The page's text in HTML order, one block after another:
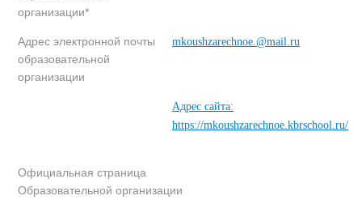
организации*
Адрес электронной почты
образовательной
организации
mkoushzarechnoe.@mail.ru
Адрес сайта:
https://mkoushzarechnoe.kbrschool.ru/
Официальная страница
Образовательной организации